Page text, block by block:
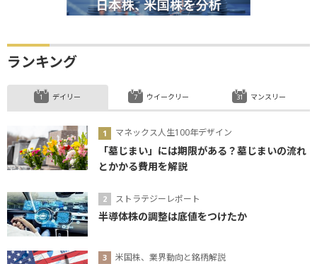
耐久財受注 デフレ
反落
ランキング
デイリー
マネックス人生100年デザイン
「墓じまい」には期限がある？墓じまいの流れ
とかかる費用を解説
ストラテジーレポート
半導体株の調整は底値をつけたか
米国株、業界動向と銘柄解説
ウイークリー マンスリー